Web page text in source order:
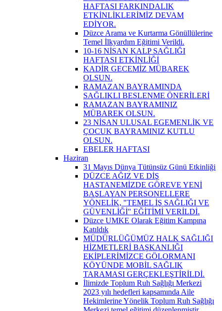
HAFTASI FARKINDALIK
ETKİNLİKLERİMİZ DEVAM
EDİYOR.
Düzce Arama ve Kurtarma Gönüllülerine
Temel İlkyardım Eğitimi Verildi.
10-16 NİSAN KALP SAĞLIĞI
HAFTASI ETKİNLİĞİ
KADİR GECEMİZ MÜBAREK
OLSUN.
RAMAZAN BAYRAMINDA
SAĞLIKLI BESLENME ÖNERİLERİ
RAMAZAN BAYRAMINIZ
MÜBAREK OLSUN.
23 NİSAN ULUSAL EGEMENLİK VE
ÇOCUK BAYRAMINIZ KUTLU
OLSUN.
EBELER HAFTASI
Haziran
31 Mayıs Dünya Tütünsüz Günü Etkinliği
DÜZCE AĞIZ VE DİŞ
HASTANEMİZDE GÖREVE YENİ
BAŞLAYAN PERSONELLERE
YÖNELİK, "TEMEL İŞ SAĞLIĞI VE
GÜVENLİĞİ" EĞİTİMİ VERİLDİ.
Düzce UMKE Olarak Eğitim Kampına
Katıldık
MÜDÜRLÜĞÜMÜZ HALK SAĞLIĞI
HİZMETLERİ BAŞKANLIĞI
EKİPLERİMİZCE GÖLORMANI
KÖYÜNDE MOBİL SAĞLIK
TARAMASI GERÇEKLEŞTİRİLDİ.
İlimizde Toplum Ruh Sağlığı Merkezi
2023 yılı hedefleri kapsamında Aile
Hekimlerine Yönelik Toplum Ruh Sağlığı